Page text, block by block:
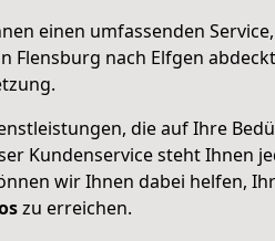
einen umfassenden
Flensburg nach Elfgen
die auf Ihre
Kundenservice steht Ihnen
wir Ihnen dabei helfen,
zu erreichen.